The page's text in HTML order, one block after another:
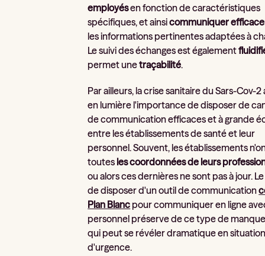
employésen fonction de caractéristiques
spécifiques, et ainsicommuniquer
les informations pertinentes adaptées à
Le suivi des échanges est également
permet unetraçabilité.
Par ailleurs, la crise sanitaire du Sars-Cov-2
en lumière l'importance de disposer de
de communication efficaces et à grande
entre les établissements de santé et leur
personnel. Souvent, les établissements
toutes les coordonnées de leurs
ou alors ces dernières ne sont pas à jour.
de disposer d'un outil de communication
Plan Blanc pour communiquer en ligne
personnel préserve de ce type de
qui peut se révéler dramatique en
d'urgence.